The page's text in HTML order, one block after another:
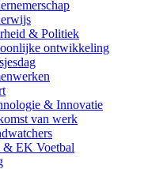
& Politiek
ontwikkeling
& Innovatie
van werk
EK Voetbal